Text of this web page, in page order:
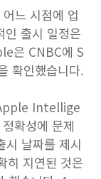
느 시점에 업
인 출시 일정은
은 CNBC에 S
확인했습니다.
Intellige
확성에 문제
날짜를 제시
히 지연된 것은